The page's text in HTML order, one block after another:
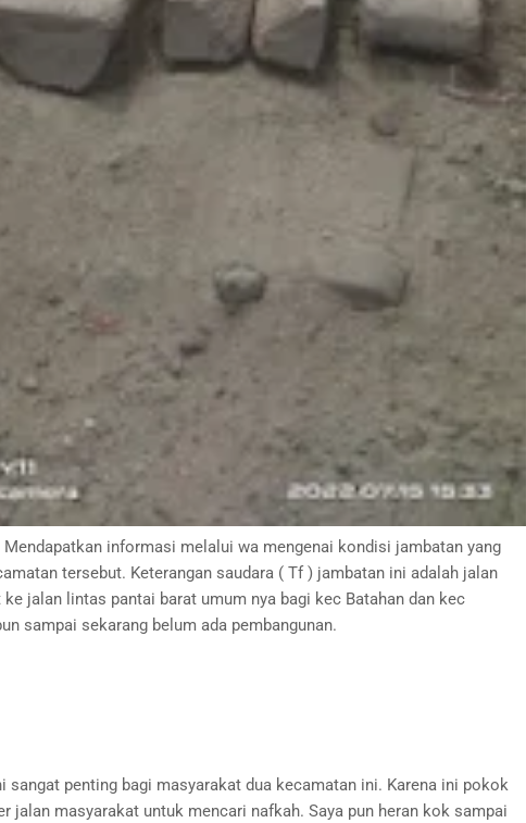
informasi melalui wa mengenai kondisi jambatan yang
tersebut. Keterangan saudara ( Tf ) jambatan ini adalah jalan
ke jalan lintas pantai barat umum nya bagi kec Batahan dan kec
sampai sekarang belum ada pembangunan.
sangat penting bagi masyarakat dua kecamatan ini. Karena ini pokok
jalan masyarakat untuk mencari nafkah. Saya pun heran kok sampai